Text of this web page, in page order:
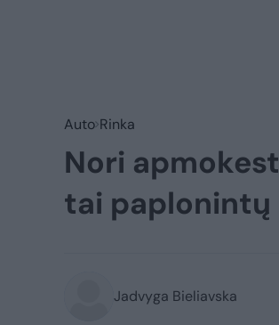
Auto Rinka
Nori
tai paplonintų
Jadvyga Bieliavska